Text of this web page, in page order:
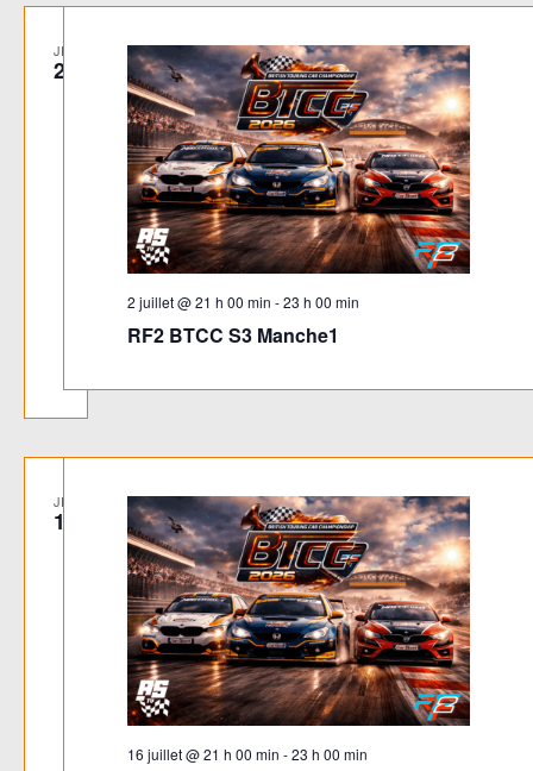
JEU
2
RF2 BTCC S3 Manche1
2 juillet @ 21 h 00 min -23 h 00 min
JEU
16
16 juillet @ 21 h 00 min -23 h 00 min